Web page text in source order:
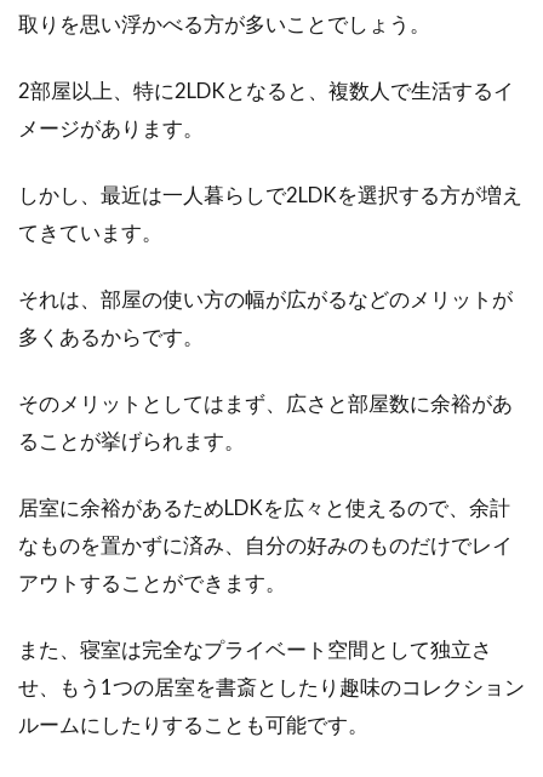
も快適に過ごせる？
コンの位置とその間取りでしょう。1LDKは...
モルタル外壁に穴をあけたい！穴あ
世間にはDIYが広く浸透し、日曜大工で小規模
なリフォームを楽しむ方も多くなってきまし
モルタルはセメントと砂を混ぜて作
diyの経験が無く、モルタルに塗りたいところが
いるかもし...
取りを思い浮かべる方が多いことでしょう。
2部屋以上、特に2LDKとなると、複数人で生活するイ
メージがあります。
しかし、最近は一人暮らしで2LDKを選択する方が増え
てきています。
それは、部屋の使い方の幅が広がるなどのメリットが
多くあるからです。
そのメリットとしてはまず、広さと部屋数に余裕があ
ることが挙げられます。
居室に余裕があるためLDKを広々と使えるので、余計
なものを置かずに済み、自分の好みのものだけでレイ
アウトすることができます。
また、寝室は完全なプライベート空間として独立さ
せ、もう1つの居室を書斎としたり趣味のコレクション
ルームにしたりすることも可能です。